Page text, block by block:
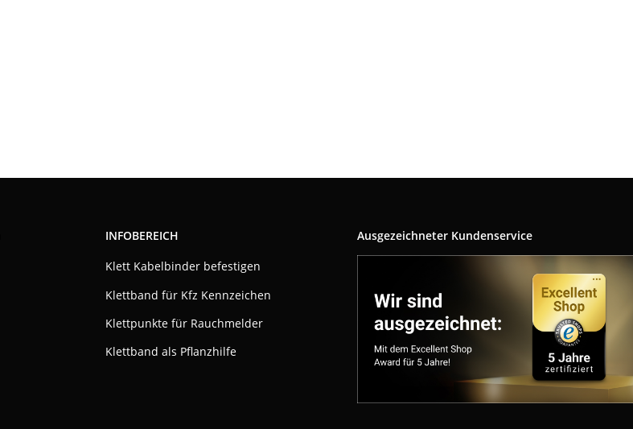
INFOBEREICH
Klett Kabelbinder befestigen
Klettband für Kfz Kennzeichen
Klettpunkte für Rauchmelder
Klettband als Pflanzhilfe
Ausgezeichneter Kundenservice